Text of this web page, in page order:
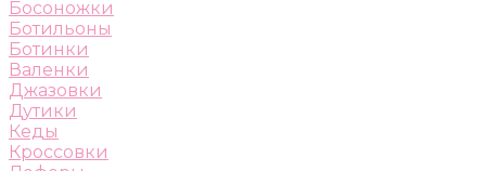
Босоножки
Ботильоны
Ботинки
Валенки
Джазовки
Дутики
Кеды
Кроссовки